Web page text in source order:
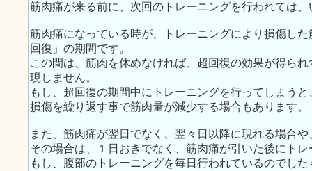
筋肉痛が来る前に、次回のトレーニングを行われては
筋肉痛になっている時が、トレーニングにより損傷し
回復」の期間です。
この間は、筋肉を休めなければ、超回復の効果が得ら
現しません。
もし、超回復の期間中にトレーニングを行ってしまう
損傷を繰り返す事で筋肉量が減少する場合もあります。
また、筋肉痛が翌日でなく、翌々日以降に現れる場合
その場合は、１日おきでなく、筋肉痛が引いた後にト
もし、腹部のトレーニングを毎日行われているのでし